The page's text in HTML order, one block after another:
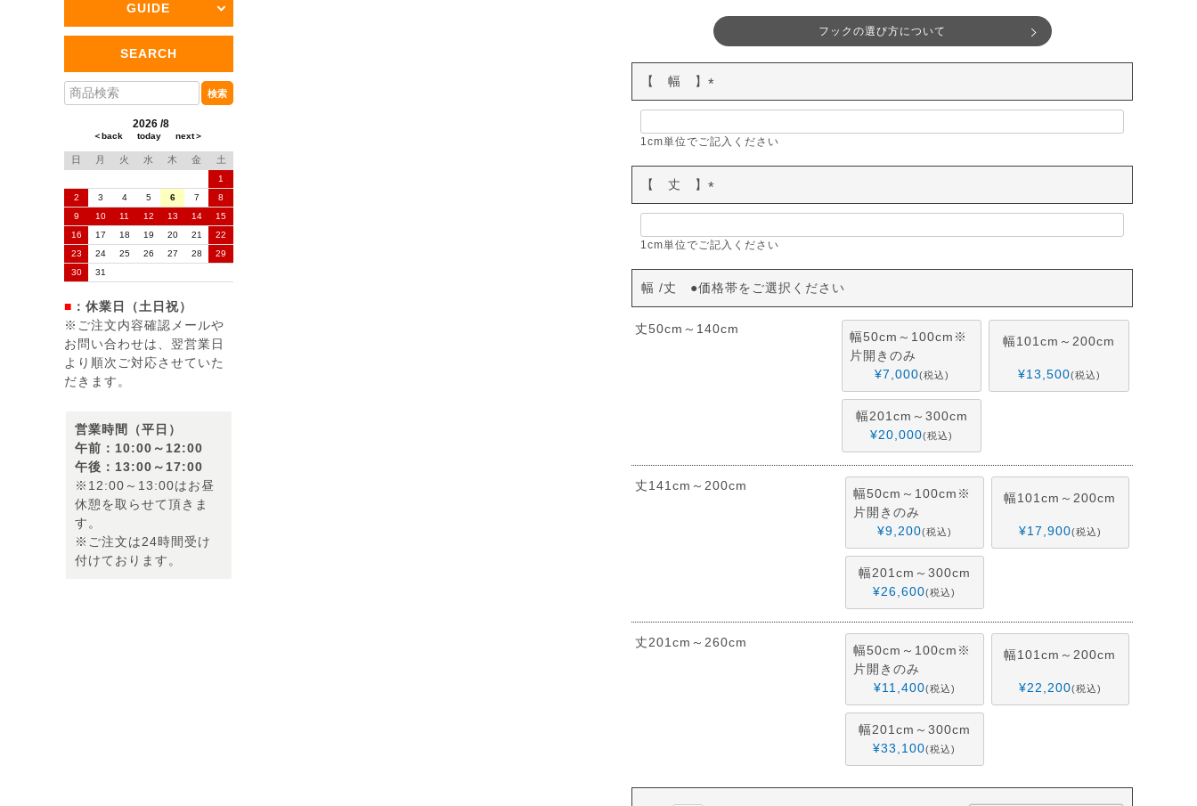
GUIDE
SEARCH
■ ：休業日（土日祝）
※ご注文内容確認メールや
お問い合わせは、翌営業日
より順次ご対応させていた
だきます。
営業時間（平日）
午前：10:00～12:00
午後：13:00～17:00
※12:00～13:00はお昼
休憩を取らせて頂きま
す。
※ご注文は24時間受け
付けております。
フックの選び方について
【 幅 】
(
須
1cm単位でご記入ください
【 丈 】
(
須
1cm単位でご記入ください
幅 丈 ●価格帯をご選択ください
丈50cm～140cm
幅50cm～100cm※
片開きのみ
¥7,000 税込
幅101cm～200cm
¥13,500 税込
幅201cm～300cm
¥20,000 税込
丈141cm～200cm
幅50cm～100cm※
片開きのみ
¥9,200 税込
幅101cm～200cm
¥17,900 税込
幅201cm～300cm
¥26,600 税込
丈201cm～260cm
幅50cm～100cm※
片開きのみ
¥11,400 税込
幅101cm～200cm
¥22,200 税込
幅201cm～300cm
¥33,100 税込